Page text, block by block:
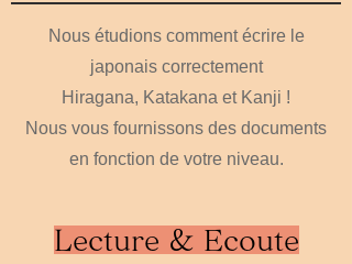
Nous étudions comment écrire le
japonais correctement
Hiragana, Katakana et Kanji !
Nous vous fournissons des documents
en fonction de votre niveau.
Lecture & Ecoute